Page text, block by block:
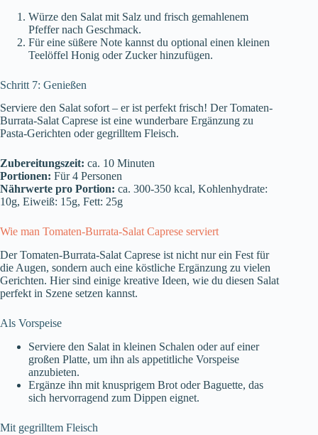
Würze den Salat mit Salz und frisch gemahlenem
Pfeffer nach Geschmack.
Für eine süßere Note kannst du optional einen kleinen
Teelöffel Honig oder Zucker hinzufügen.
Schritt 7: Genießen
Serviere den Salat sofort – er ist perfekt frisch! Der Tomaten-
Burrata-Salat Caprese ist eine wunderbare Ergänzung zu
Pasta-Gerichten oder gegrilltem Fleisch.
Zubereitungszeit: ca. 10 Minuten
Portionen: Für 4 Personen
Nährwerte pro Portion: ca. 300-350 kcal, Kohlenhydrate:
10g, Eiweiß: 15g, Fett: 25g
Wie man Tomaten-Burrata-Salat Caprese serviert
Der Tomaten-Burrata-Salat Caprese ist nicht nur ein Fest für
die Augen, sondern auch eine köstliche Ergänzung zu vielen
Gerichten. Hier sind einige kreative Ideen, wie du diesen Salat
perfekt in Szene setzen kannst.
Als Vorspeise
Serviere den Salat in kleinen Schalen oder auf einer
großen Platte, um ihn als appetitliche Vorspeise
anzubieten.
Ergänze ihn mit knusprigem Brot oder Baguette, das
sich hervorragend zum Dippen eignet.
Mit gegrilltem Fleisch